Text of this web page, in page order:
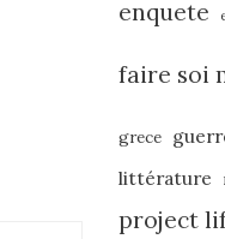
enquete
faire soi
grece
littérature
project